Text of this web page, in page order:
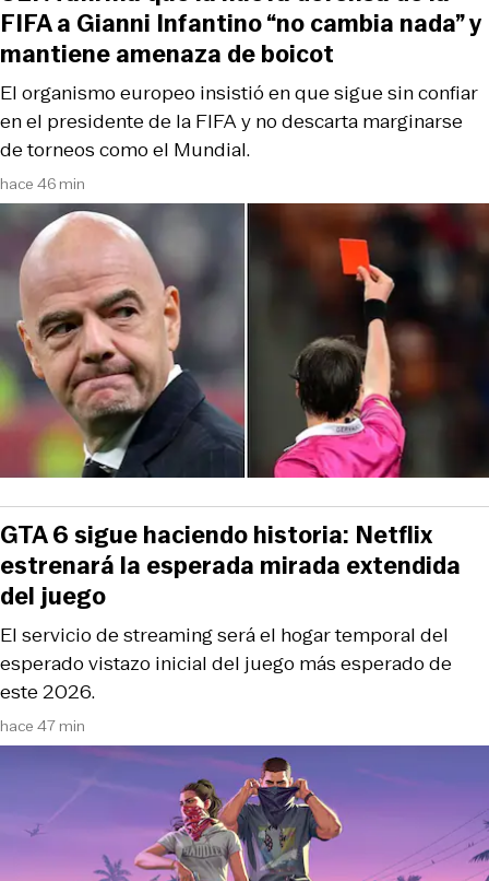
hace 46 min
El organismo europeo insistió en que sigue sin confiar
en el presidente de la FIFA y no descarta marginarse
de torneos como el Mundial.
FIFA a Gianni Infantino “no cambia nada” y
mantiene amenaza de boicot
hace 47 min
El servicio de streaming será el hogar temporal del
esperado vistazo inicial del juego más esperado de
este 2026.
GTA 6 sigue haciendo historia: Netflix
estrenará la esperada mirada extendida
del juego